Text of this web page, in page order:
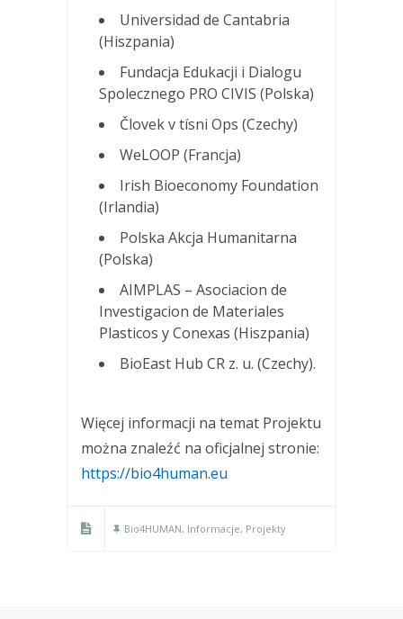
Universidad de Cantabria
(Hiszpania)
Fundacja Edukacji i Dialogu
Spolecznego PRO CIVIS (Polska)
Človek v tísni Ops (Czechy)
WeLOOP (Francja)
Irish Bioeconomy Foundation
(Irlandia)
Polska Akcja Humanitarna
(Polska)
AIMPLAS – Asociacion de
Investigacion de Materiales
Plasticos y Conexas (Hiszpania)
BioEast Hub CR z. u. (Czechy).
Więcej informacji na temat Projektu
można znaleźć na oficjalnej stronie:
https://bio4human.eu
Bio4HUMAN, Informacje, Projekty